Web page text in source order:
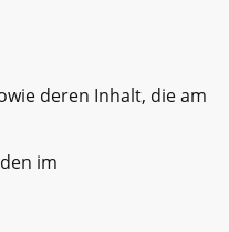
deren Inhalt, die am
im